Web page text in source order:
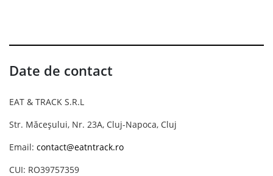
Date de contact
EAT & TRACK S.R.L
Str. Măceșului, Nr. 23A, Cluj-Napoca, Cluj
Email: contact@eatntrack.ro
CUI: RO39757359